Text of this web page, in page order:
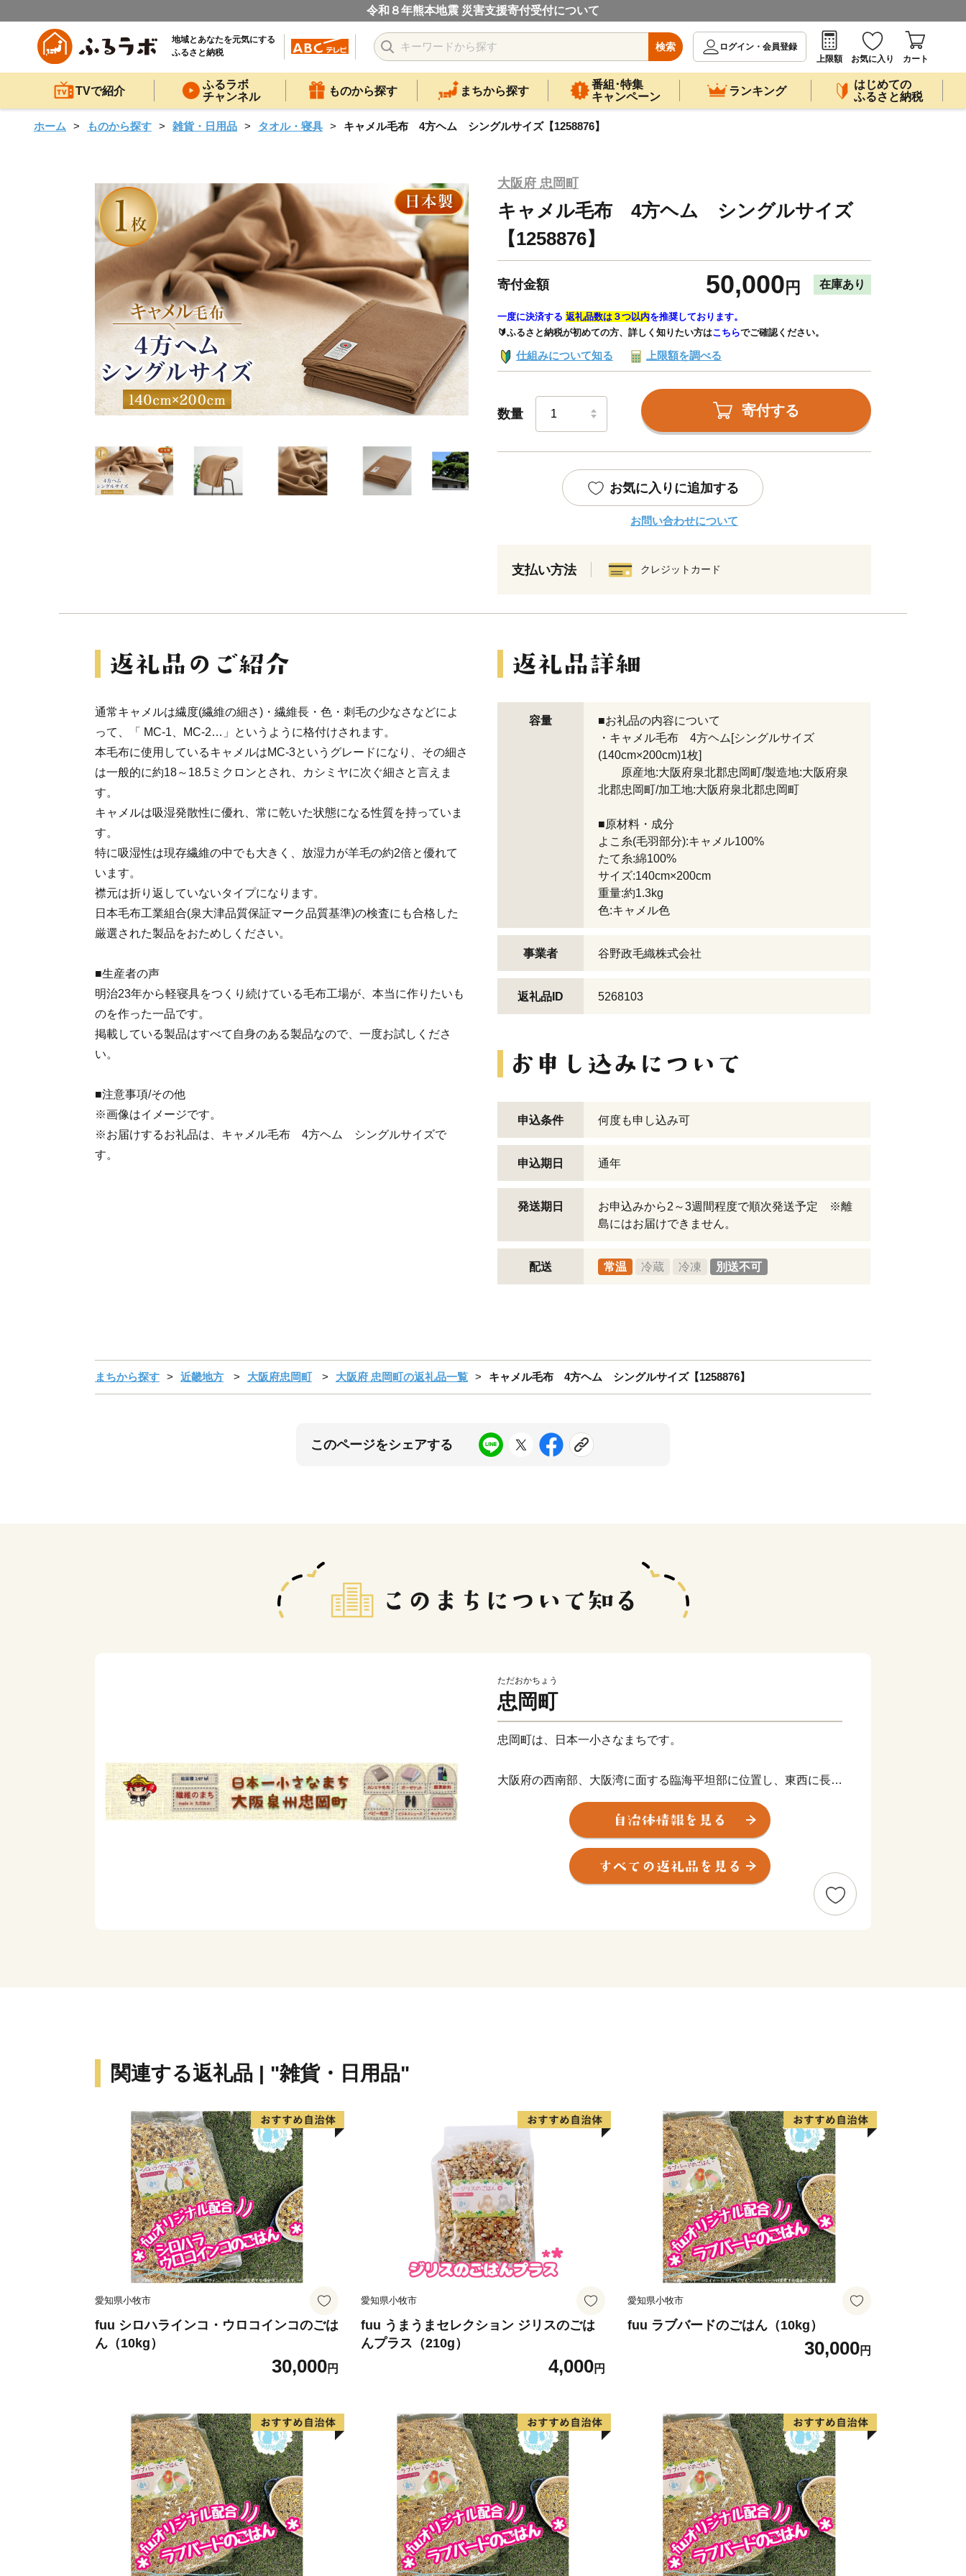
令和８年熊本地震 災害支援寄付受付について
地域とあなたを元気にする
ふるさと納税
検索
ログイン・会員登録
上限額
お気に入り カート
TVで紹介
ふるラボ
チャンネル
ものから探す まちから探す
番組･特集
キャンペーン
ランキング
はじめての
ふるさと納税
ホーム ものから探す 雑貨・日用品 タオル・寝具 キャメル毛布 4方ヘム シングルサイズ【1258876】
大阪府 忠岡町
キャメル毛布 4方ヘム シングルサイズ
【1258876】
寄付金額 50,000 円 在庫あり
一度に決済する 返礼品数は３つ以内を推奨しております。
🔰ふるさと納税が初めての方、詳しく知りたい方はこちらでご確認ください。
仕組みについて知る 上限額を調べる
数量 寄付する
お気に入りに追加する
お問い合わせについて
支払い方法 クレジットカード
通常キャメルは繊度(繊維の細さ)・繊維長・色・刺毛の少なさなどによ
って、「 MC-1、MC-2…」というように格付けされます。
本毛布に使用しているキャメルはMC-3というグレードになり、その細さ
は一般的に約18～18.5ミクロンとされ、カシミヤに次ぐ細さと言えま
す。
キャメルは吸湿発散性に優れ、常に乾いた状態になる性質を持っていま
す。
特に吸湿性は現存繊維の中でも大きく、放湿力が羊毛の約2倍と優れて
います。
襟元は折り返していないタイプになります。
日本毛布工業組合(泉大津品質保証マーク品質基準)の検査にも合格した
厳選された製品をおためしください。
■生産者の声
明治23年から軽寝具をつくり続けている毛布工場が、本当に作りたいも
のを作った一品です。
掲載している製品はすべて自身のある製品なので、一度お試しくださ
い。
■注意事項/その他
※画像はイメージです。
※お届けするお礼品は、キャメル毛布 4方ヘム シングルサイズで
す。
容量
■お礼品の内容について
・キャメル毛布 4方ヘム[シングルサイズ
(140cm×200cm)1枚]
原産地:大阪府泉北郡忠岡町/製造地:大阪府泉
北郡忠岡町/加工地:大阪府泉北郡忠岡町
■原材料・成分
よこ糸(毛羽部分):キャメル100%
たて糸:綿100%
サイズ:140cm×200cm
重量:約1.3kg
色:キャメル色
事業者 谷野政毛織株式会社
返礼品ID 5268103
申込条件 何度も申し込み可
申込期日 通年
発送期日
お申込みから2～3週間程度で順次発送予定 ※離
島にはお届けできません。
配送 常温 冷蔵 冷凍 別送不可
まちから探す 近畿地方 大阪府忠岡町 大阪府 忠岡町の返礼品一覧 キャメル毛布 4方ヘム シングルサイズ【1258876】
このページをシェアする
ただおかちょう
忠岡町
忠岡町は、日本一小さなまちです。
大阪府の西南部、大阪湾に面する臨海平坦部に位置し、東西に長く
南北に短い地形で、その面積は3.97平方キロメートルです。
古くから漁業や繊維産業で栄え、大阪の中心部へは電車で約30分
の通勤圏内に位置し、関西国際空港へも電車で約30分と交通面で
非常に恵まれています。
メールアドレス furusatotadaoka@town-tadaoka.jp
関連する返礼品 | "雑貨・日用品"
愛知県小牧市
fuu シロハラインコ・ウロコインコのごは
ん（10kg）
30,000円
愛知県小牧市
fuu うまうまセレクション ジリスのごは
んプラス（210g）
4,000円
愛知県小牧市
fuu ラブバードのごはん（10kg）
30,000円